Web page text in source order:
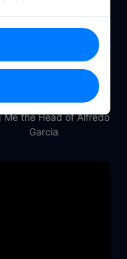
1974
Me the Head of Alfredo
Garcia